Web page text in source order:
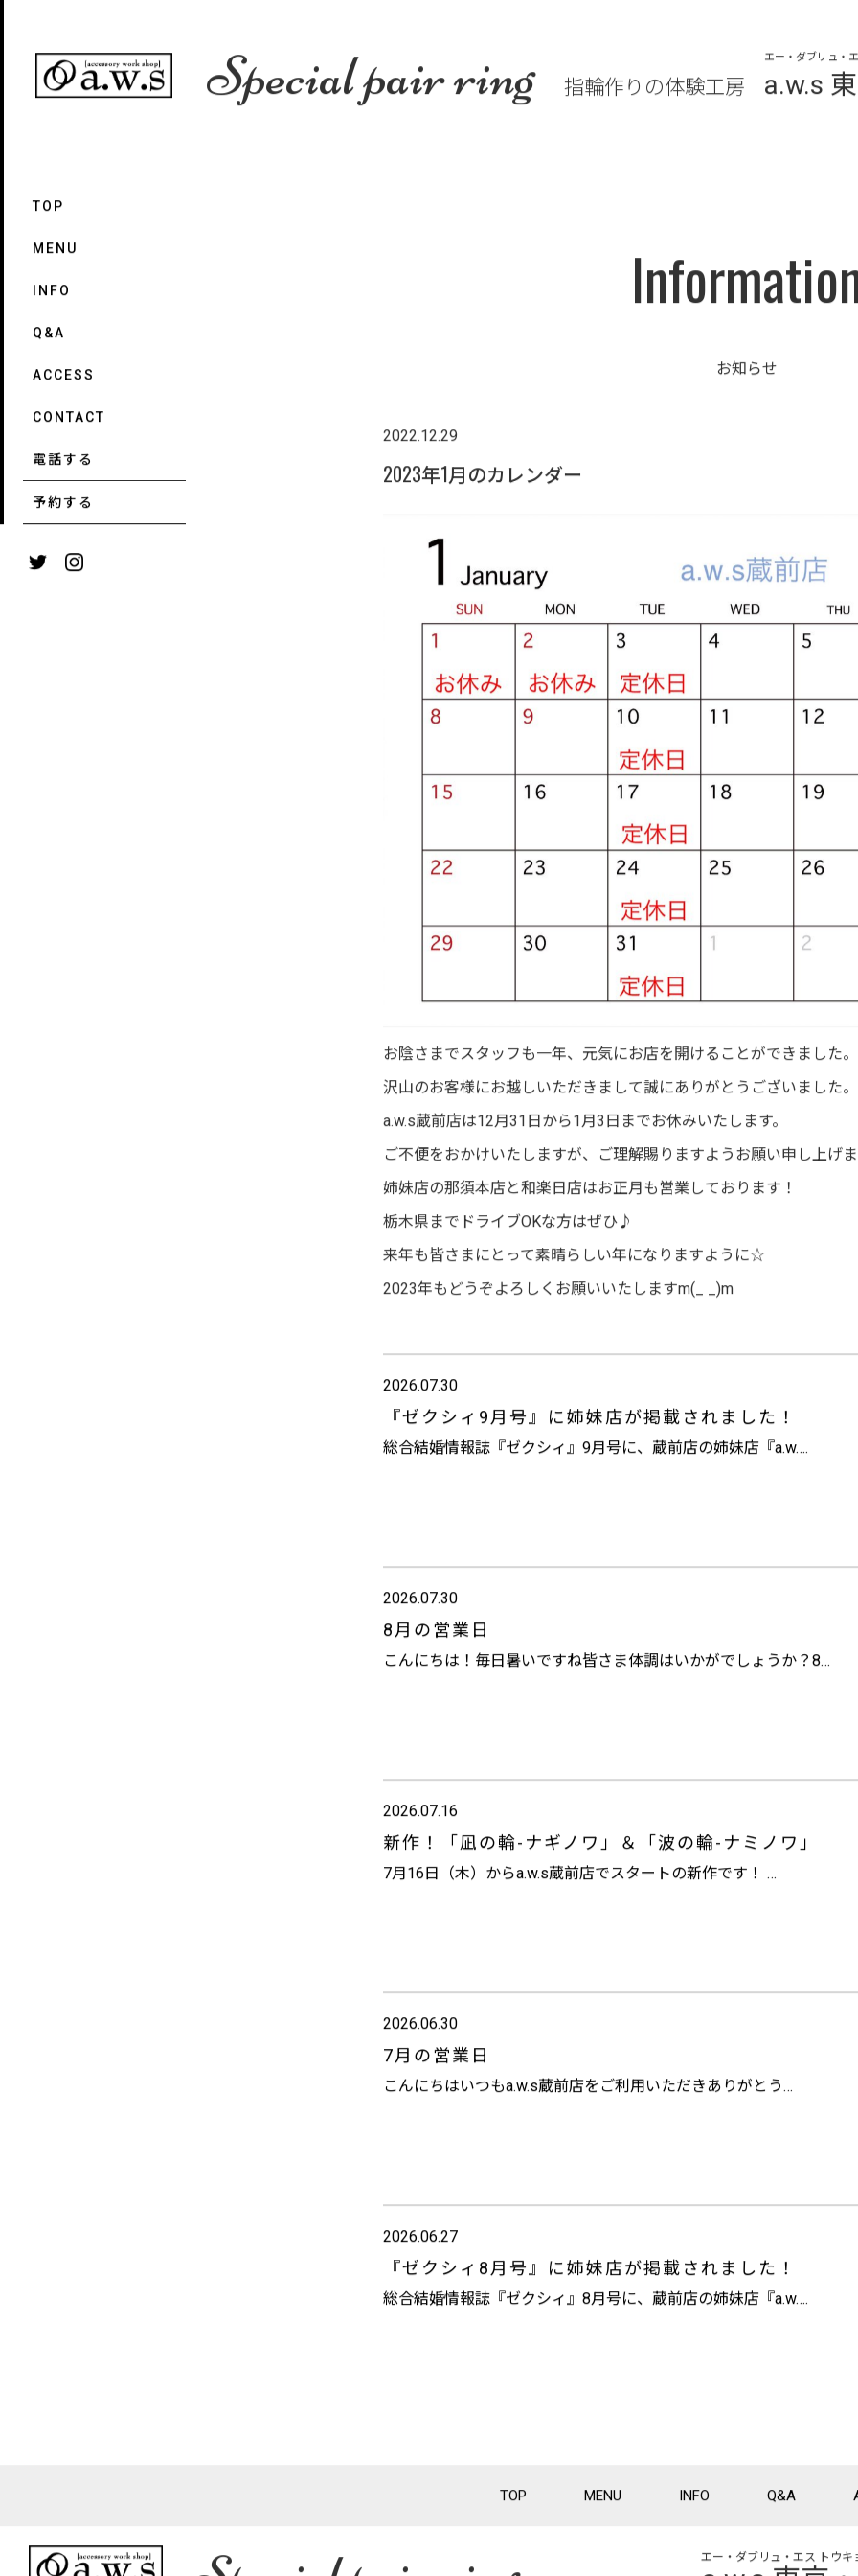
TOP
MENU
INFO
Q&A
ACCESS
CONTACT
電話する
予約する
Special pair ring 指輪作りの体験工房
エー・ダブリュ・
a.w.s
お知らせ
2022.12.29
2023年1月のカレンダー
お陰さまでスタッフも一年、元気にお店を開けることができました。
沢山のお客様にお越しいただきまして誠にありがとうございました。
a.w.s蔵前店は12月31日から1月3日までお休みいたします。
ご不便をおかけいたしますが、ご理解賜りますようお願い申し上げ
姉妹店の那須本店と和楽日店はお正月も営業しております！
栃木県までドライブOKな方はぜひ♪
来年も皆さまにとって素晴らしい年になりますように☆
2023年もどうぞよろしくお願いいたしますm(_ _)m
2026.07.30
『ゼクシィ9月号』に姉妹店が掲載されました！
総合結婚情報誌『ゼクシィ』9月号に、蔵前店の姉妹店『a.w….
2026.07.30
8月の営業日
こんにちは！毎日暑いですね皆さま体調はいかがでしょうか？8…
2026.07.16
新作！「凪の輪-ナギノワ」＆「波の輪-ナミノワ」
7月16日（木）からa.w.s蔵前店でスタートの新作です！ …
2026.06.30
7月の営業日
こんにちはいつもa.w.s蔵前店をご利用いただきありがとう…
2026.06.27
『ゼクシィ8月号』に姉妹店が掲載されました！
総合結婚情報誌『ゼクシィ』8月号に、蔵前店の姉妹店『a.w….
TOP MENU INFO Q&A
エー・ダブリュ・エス トウキ